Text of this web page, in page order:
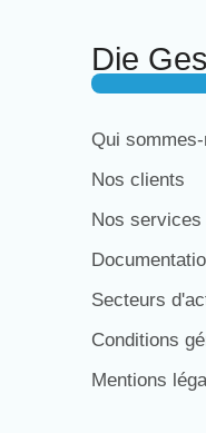
Die
Qui
Nos clients
Nos services
Secteurs
Conditions
Mentions